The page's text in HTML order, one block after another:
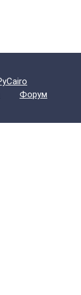
Форум